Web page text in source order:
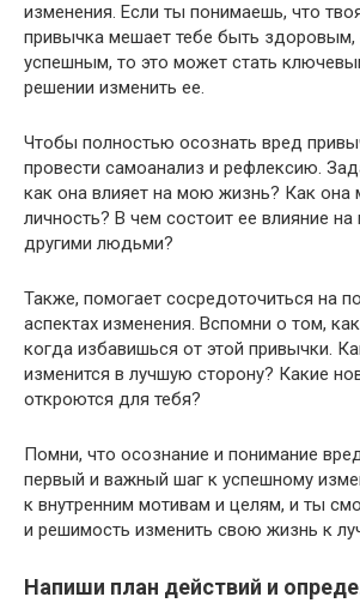
изменения. Если ты понимаешь, что
привычка мешает тебе быть здоровым,
успешным, то это может стать
решении изменить ее.
Чтобы полностью осознать вред
провести самоанализ и рефлексию.
как она влияет на мою жизнь? Как она
личность? В чем состоит ее влияние
другими людьми?
Также, помогает сосредоточиться на
аспектах изменения. Вспомни о том,
когда избавишься от этой привычки.
изменится в лучшую сторону? Какие
откроются для тебя?
Помни, что осознание и понимание
первый и важный шаг к успешному
к внутренним мотивам и целям, и ты
и решимость изменить свою жизнь к
Напиши план действий и